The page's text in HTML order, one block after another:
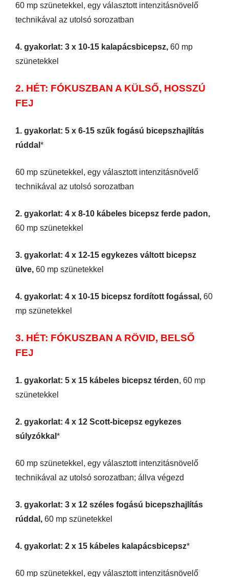
60 mp szünetekkel, egy választott intenzitásnövelő
technikával az utolsó sorozatban
4. gyakorlat: 3 x 10-15 kalapácsbicepsz, 60 mp
szünetekkel
2. HÉT: FÓKUSZBAN A KÜLSŐ, HOSSZÚ
FEJ
1. gyakorlat: 5 x 6-15 szűk fogású bicepszhajlítás
rúddal *
60 mp szünetekkel, egy választott intenzitásnövelő
technikával az utolsó sorozatban
2. gyakorlat: 4 x 8-10 kábeles bicepsz ferde padon,
60 mp szünetekkel
3. gyakorlat: 4 x 12-15 egykezes váltott bicepsz
ülve, 60 mp szünetekkel
4. gyakorlat: 4 x 10-15 bicepsz fordított fogással, 60
mp szünetekkel
3. HÉT: FÓKUSZBAN A RÖVID, BELSŐ
FEJ
1. gyakorlat: 5 x 15 kábeles bicepsz térden, 60 mp
szünetekkel
2. gyakorlat: 4 x 12 Scott-bicepsz egykezes
súlyzókkal *
60 mp szünetekkel, egy választott intenzitásnövelő
technikával az utolsó sorozatban; állva végezd
3. gyakorlat: 3 x 12 széles fogású bicepszhajlítás
rúddal, 60 mp szünetekkel
4. gyakorlat: 2 x 15 kábeles kalapácsbicepsz*
60 mp szünetekkel, egy választott intenzitásnövelő